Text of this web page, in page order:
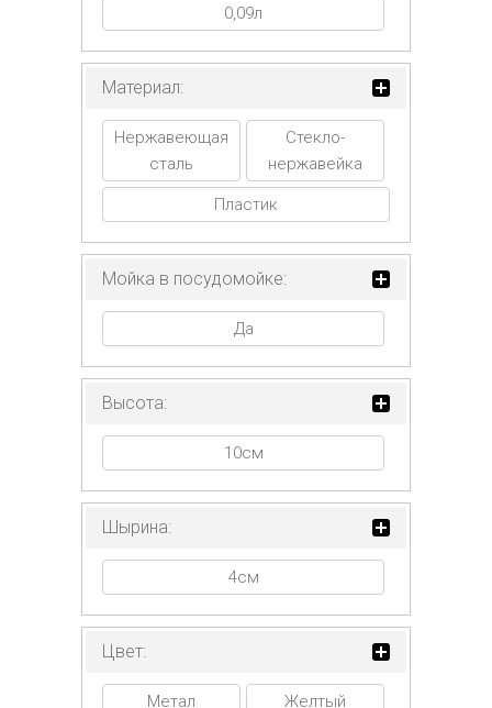
0,09л
Материал:
Нержавеющая
сталь
Стекло-
нержавейка
Пластик
Мойка в посудомойке:
Да
Высота:
10см
Шырина:
4см
Цвет:
Метал Желтый